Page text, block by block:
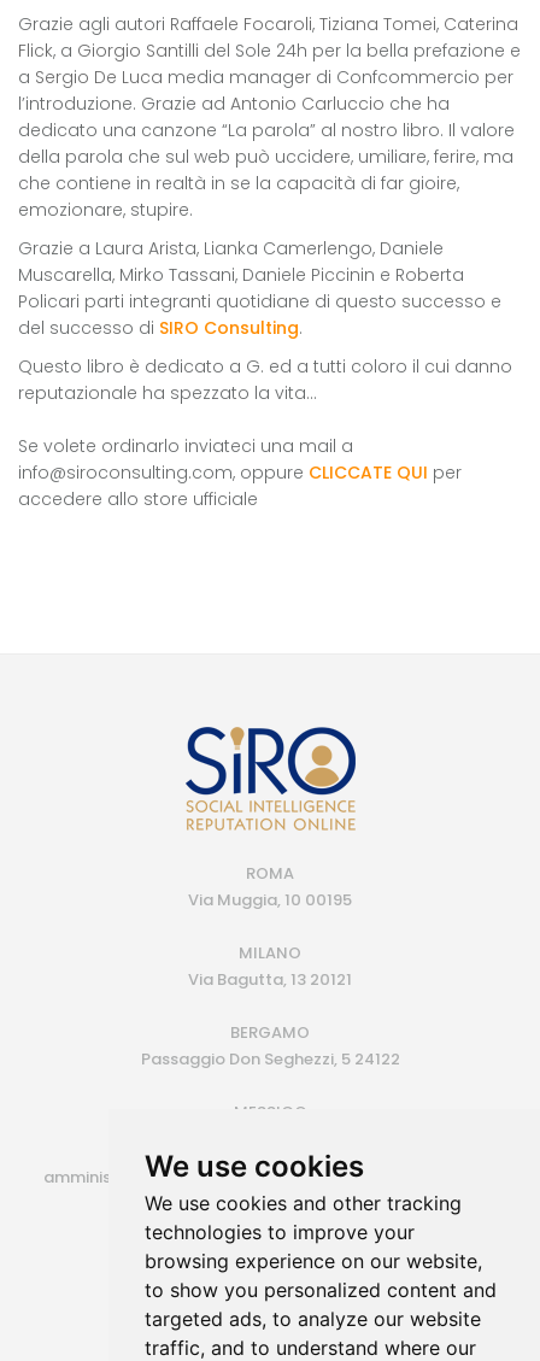
We use cookies
We use cookies and other tracking
technologies to improve your
browsing experience on our website,
to show you personalized content and
targeted ads, to analyze our website
traffic, and to understand where our
Grazie agli autori Raffaele Focaroli, Tiziana Tomei, Caterina
Flick, a Giorgio Santilli del Sole 24h per la bella prefazione e
a Sergio De Luca media manager di Confcommercio per
l’introduzione. Grazie ad Antonio Carluccio che ha
dedicato una canzone “La parola” al nostro libro. Il valore
della parola che sul web può uccidere, umiliare, ferire, ma
che contiene in realtà in se la capacità di far gioire,
emozionare, stupire.
Grazie a Laura Arista, Lianka Camerlengo, Daniele
Muscarella, Mirko Tassani, Daniele Piccinin e Roberta
Policari parti integranti quotidiane di questo successo e
del successo di SIRO Consulting.
Questo libro è dedicato a G. ed a tutti coloro il cui danno
reputazionale ha spezzato la vita...
Se volete ordinarlo inviateci una mail a
info@siroconsulting.com, oppure CLICCATE QUI per
accedere allo store ufficiale
ROMA
Via Muggia, 10 00195
MILANO
Via Bagutta, 13 20121
BERGAMO
Passaggio Don Seghezzi, 5 24122
MESSICO
amministrazione@siroconsulting.com | +39.335.6409500
P.IVA 14725801006